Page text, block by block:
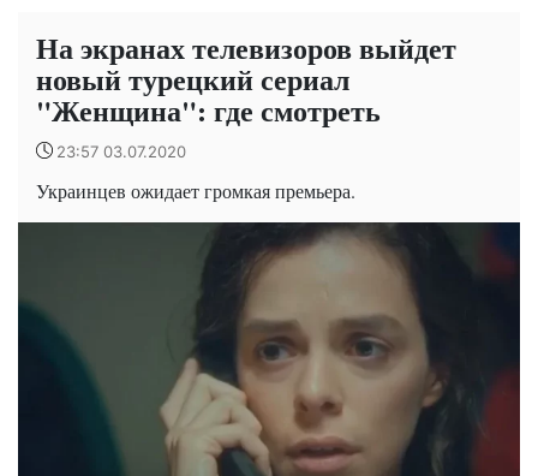
На экранах телевизоров выйдет
новый турецкий сериал
"Женщина": где смотреть
23:57 03.07.2020
Украинцев ожидает громкая премьера.